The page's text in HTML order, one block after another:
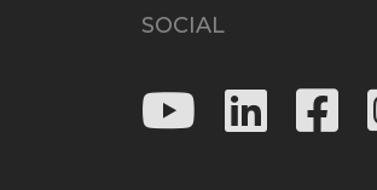
SOCIAL